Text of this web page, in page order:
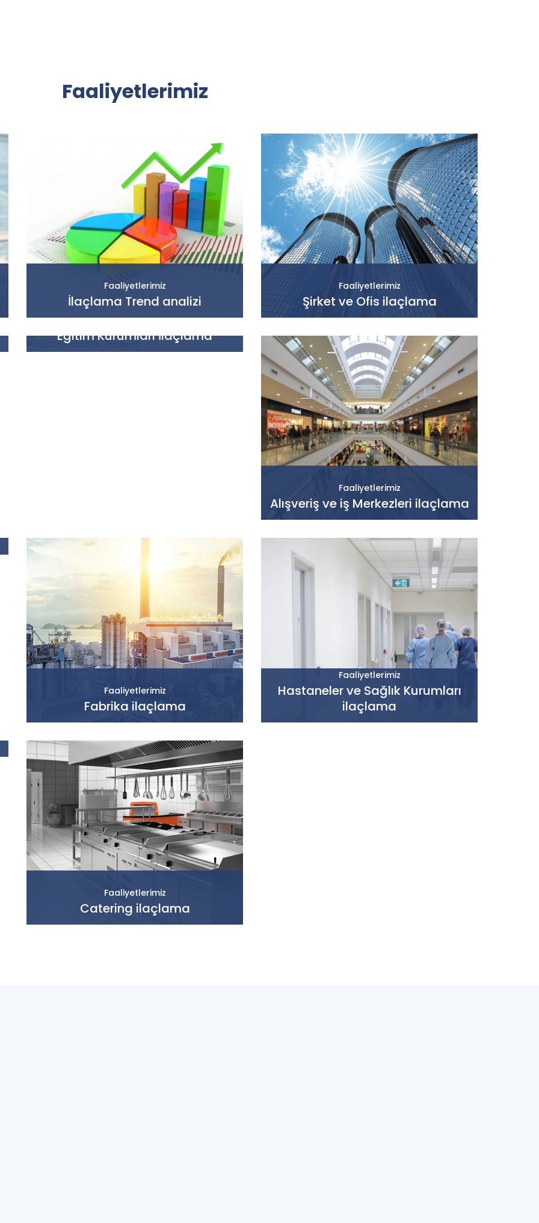
Faaliyetlerimiz
Faaliyetlerimiz
İlaçlama Trend analizi
Faaliyetlerimiz
Şirket ve Ofis ilaçlama
Faaliyetlerimiz
Eğitim Kurumları İlaçlama
Faaliyetlerimiz
Alışveriş ve iş Merkezleri ilaçlama
Faaliyetlerimiz
Fabrika ilaçlama
Faaliyetlerimiz
Hastaneler ve Sağlık Kurumları
ilaçlama
Faaliyetlerimiz
Catering ilaçlama